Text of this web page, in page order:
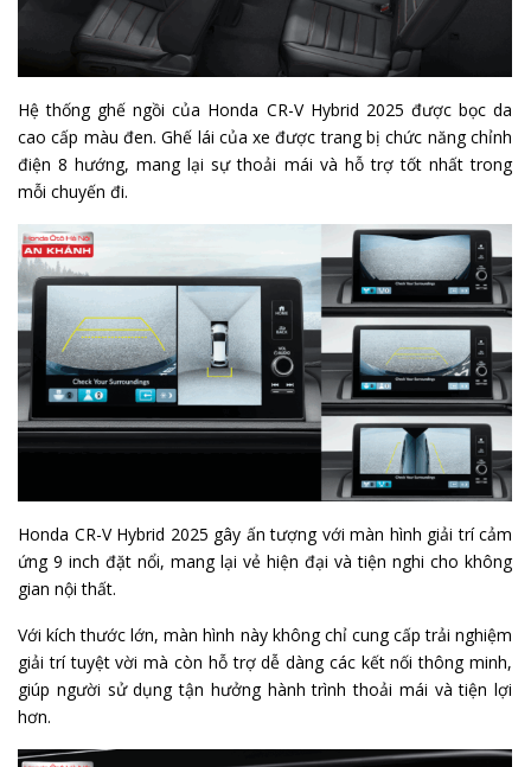
Hệ thống ghế ngồi của Honda CR-V Hybrid 2025 được bọc da
cao cấp màu đen. Ghế lái của xe được trang bị chức năng chỉnh
điện 8 hướng, mang lại sự thoải mái và hỗ trợ tốt nhất trong
mỗi chuyến đi.
Honda CR-V Hybrid 2025 gây ấn tượng với màn hình giải trí cảm
ứng 9 inch đặt nổi, mang lại vẻ hiện đại và tiện nghi cho không
gian nội thất.
Với kích thước lớn, màn hình này không chỉ cung cấp trải nghiệm
giải trí tuyệt vời mà còn hỗ trợ dễ dàng các kết nối thông minh,
giúp người sử dụng tận hưởng hành trình thoải mái và tiện lợi
hơn.